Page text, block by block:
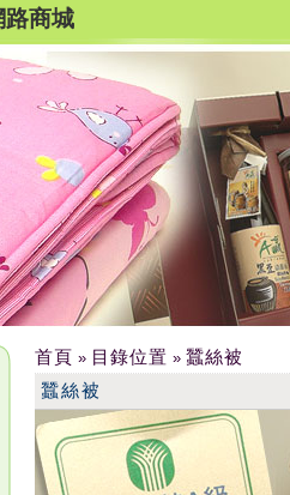
路商城
首頁 » 目錄位置 » 蠶絲被
蠶絲被